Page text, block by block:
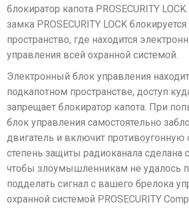
блокиратор капота PROSECURITY
замка PROSECURITY LOCK
пространство, где находится
управления всей охранной системой.
Электронный блок управления
подкапотном пространстве, доступ
запрещает блокиратор капота. При
блок управления самостоятельно
двигатель и включит противоугонную
степень защиты радиоканала сделана
чтобы злоумышленникам не удалось
подделать сигнал с вашего брелока
охранной системой PROSECURITY